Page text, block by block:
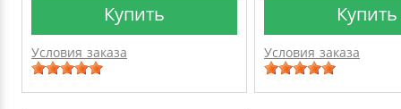
Купить
Условия заказа
Купить
Условия заказа